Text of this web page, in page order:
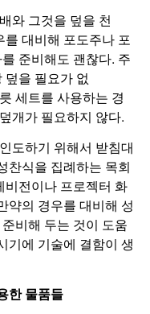
와 그것을 덮을 천
대비해 포도주나 포
준비해도 괜찮다. 주
을 필요가 없
세트를 사용하는 경
개가 필요하지 않다.
도하기 위해서 받침대
찬식을 집례하는 목회
비전이나 프로젝터 화
약의 경우를 대비해 성
비해 두는 것이 도움
기에 기술에 결함이 생
한물품들